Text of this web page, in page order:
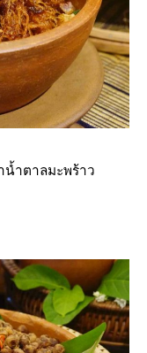
น้ำตาลมะพร้าว